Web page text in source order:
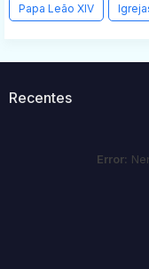
Papa Leão XIV
Recentes
Error: